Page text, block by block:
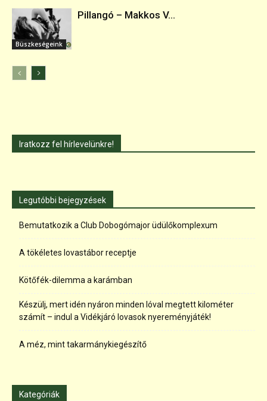
Büszkeségeink
Pillangó – Makkos V...
Iratkozz fel hírlevelünkre!
Legutóbbi bejegyzések
Bemutatkozik a Club Dobogómajor üdülőkomplexum
A tökéletes lovastábor receptje
Kötőfék-dilemma a karámban
Készülj, mert idén nyáron minden lóval megtett kilométer
számít – indul a Vidékjáró lovasok nyereményjáték!
A méz, mint takarmánykiegészítő
Kategóriák